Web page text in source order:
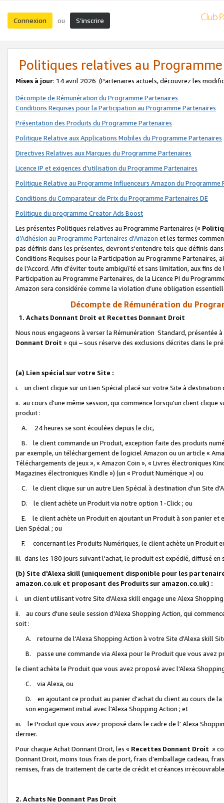
Connexion ou S’inscrire
Politiques relatives au
Mises à jour: 14 avril 2026 (Partenaires actuels, découvrez les
Décompte de Rémunération du Programme Partenaires
Conditions Requises pour la Participation au Programme Partenaires
Présentation des Produits du Programme Partenaires
Politique Relative aux Applications Mobiles du Programme Partenaires
Directives Relatives aux Marques du Programme Partenaires
Licence IP et exigences d'utilisation du Programme Partenaires
Politique Relative au Programme Influenceurs Amazon du Programme
Conditions du Comparateur de Prix du Programme Partenaires DE
Politique du programme Creator Ads Boost
Les présentes Politiques relatives au Programme Partenaires («
d’Adhésion au Programme Partenaires d'Amazon et les termes
pas définis dans les présentes, devront s'entendre tels que définis
Conditions Requises pour la Participation au Programme Partenaires,
de l'Accord. Afin d’éviter toute ambiguïté et sans limitation, aux fins
Participation au Programme Partenaires, de la Licence PI du
Amazon sera considérée comme la violation d’une obligation
Décompte de Rémunération du
1. Achats Donnant Droit et Recettes Donnant Droit
Nous nous engageons à verser la Rémunération Standard, présentée
Donnant Droit » qui – sous réserve des exclusions décrites dans le
(a) Lien spécial sur votre Site :
i. un client clique sur un Lien Spécial placé sur votre Site à destination
ii. au cours d'une même session, qui commence lorsqu'un client
produit :
A. 24 heures se sont écoulées depuis le clic,
B. le client commande un Produit, exception faite des produits
par exemple, un téléchargement de logiciel Amazon ou un article «
Téléchargements de jeux », « Amazon Coin », « Livres électroniques
Magazines électroniques Kindle ») (un « Produit Numérique ») ou
C. le client clique sur un autre Lien Spécial à destination d'un Site
D. le client achète un Produit via notre option 1-Click ; ou
E. le client achète un Produit en ajoutant un Produit à son panier et
Lien Spécial ; ou
F. concernant les Produits Numériques, le client achète un Produit
iii. dans les 180 jours suivant l'achat, le produit est expédié, diffusé
(b) Site d'Alexa skill (uniquement disponible pour les
amazon.co.uk et proposant des Produits sur amazon.co.uk) :
i. un client utilisant votre Site d'Alexa skill engage une Alexa
ii. au cours d'une seule session d'Alexa Shopping Action, qui
soit :
A. retourne de l'Alexa Shopping Action à votre Site d'Alexa skill
B. passe une commande via Alexa pour le Produit que vous avez
le client achète le Produit que vous avez proposé avec l'Alexa
C. via Alexa, ou
D. en ajoutant ce produit au panier d'achat du client au cours de
son engagement initial avec l'Alexa Shopping Action ; et
iii. le Produit que vous avez proposé dans le cadre de l' Alexa
dernier.
Pour chaque Achat Donnant Droit, les « Recettes Donnant Droit »
Donnant Droit, moins tous frais de port, frais d'emballage cadeau,
remises, frais de traitement de carte de crédit et créances
2. Achats Ne Donnant Pas Droit